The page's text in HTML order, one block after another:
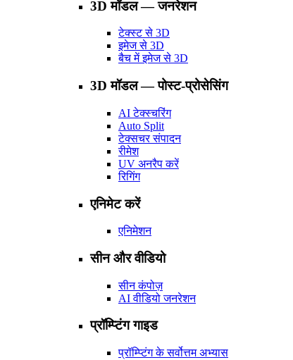
3D मॉडल — जनरेशन
टेक्स्ट से 3D
इमेज से 3D
बैच में इमेज से 3D
3D मॉडल — पोस्ट-प्रोसेसिंग
AI टेक्स्चरिंग
Auto Split
टेक्सचर संपादन
रीमेश
UV अनरैप करें
रिगिंग
एनिमेट करें
एनिमेशन
सीन और वीडियो
सीन कंपोज़
AI वीडियो जनरेशन
प्रॉम्प्टिंग गाइड
प्रॉम्प्टिंग के सर्वोत्तम अभ्यास